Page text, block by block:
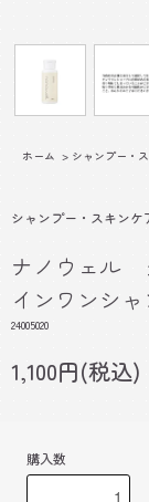
ホーム > シャンプー・
シャンプー・スキンケ
ナノウェル
インワンシ
24005020
1,100円(税込)
購入数